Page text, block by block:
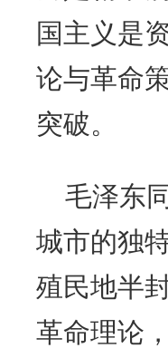
国主义是
论与革命
突破。
毛泽东
城市的独
殖民地半
革命理论